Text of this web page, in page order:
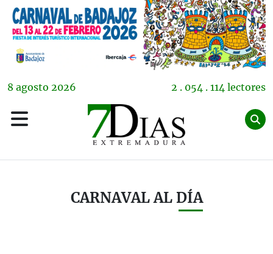
8 agosto 2026 2 . 054 . 114 lectores
CARNAVAL AL DÍA